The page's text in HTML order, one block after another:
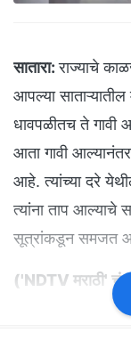
सातारा: राज्याचे
आपल्या
धावपळीतच ते गावी
आता गावी आल्यानंतर
आहे. त्यांच्या दरे
त्यांना ताप आल्याचे
सूत्रांकडून समजत
('NDTV मराठी' चं
प्रकृतीच्या